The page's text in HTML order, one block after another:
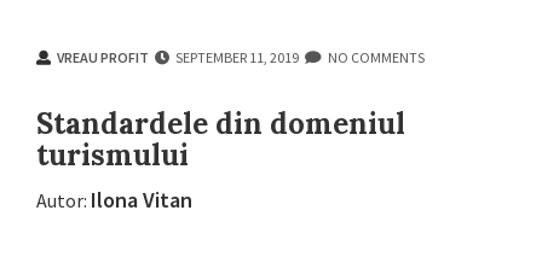
VREAU PROFIT SEPTEMBER 11, 2019 NO COMMENTS
Standardele din domeniul
turismului
Autor: Ilona Vitan